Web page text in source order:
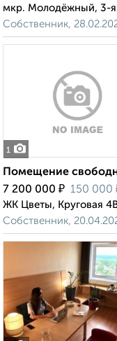
мкр. Молодёжный, 3-я
Собственник,
1
Помещение
7 200 000 ₽ 150 000
ЖК Цветы, Круговая
Собственник,